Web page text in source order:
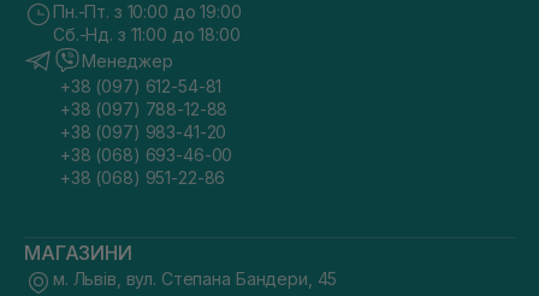
Пн.-Пт. з 10:00 до 19:00
Сб.-Нд. з 11:00 до 18:00
Менеджер
+38 (097) 612-54-81
+38 (097) 788-12-88
+38 (097) 983-41-20
+38 (068) 693-46-00
+38 (068) 951-22-86
МАГАЗИНИ
м. Львів, вул. Степана Бандери, 45